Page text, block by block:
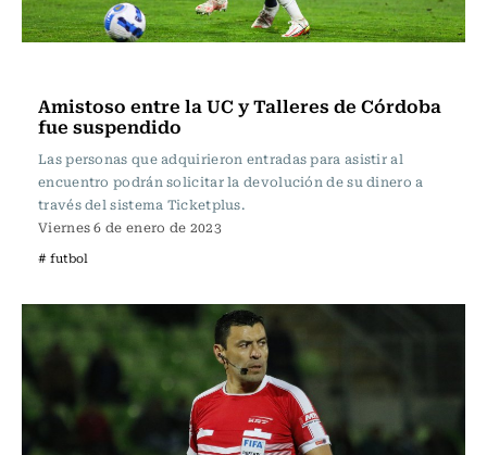
Amistoso entre la UC y Talleres de Córdoba
fue suspendido
Las personas que adquirieron entradas para asistir al
encuentro podrán solicitar la devolución de su dinero a
través del sistema Ticketplus.
Viernes 6 de enero de 2023
# futbol